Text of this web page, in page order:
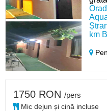
km
1750 RON /pers
Mic dejun și cină incluse